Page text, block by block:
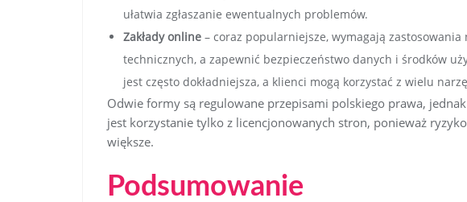
ułatwia zgłaszanie ewentualnych problemów.
Zakłady online – coraz popularniejsze, wymagają zastosowania
technicznych, a zapewnić bezpieczeństwo danych i środków
jest często dokładniejsza, a klienci mogą korzystać z wielu
Odwie formy są regulowane przepisami polskiego prawa,
jest korzystanie tylko z licencjonowanych stron, ponieważ
większe.
Podsumowanie